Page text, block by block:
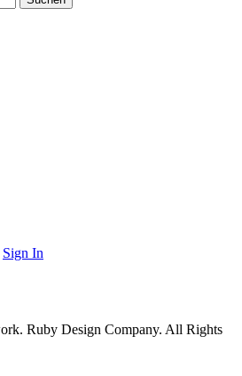
Sign In
Ruby Design Company. All Rights